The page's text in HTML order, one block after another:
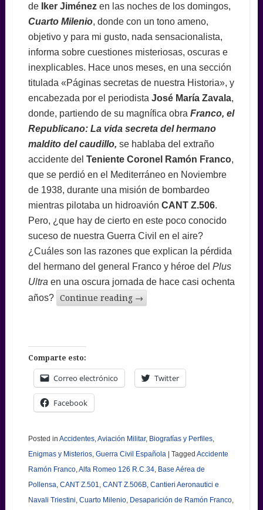
de
Iker Jiménezen las noches de los domingos,
Cuarto Milenio, donde con un tono ameno,
objetivo y para mi gusto, nada sensacionalista,
informa sobre cuestiones misteriosas, oscuras e
inexplicables. Hace unos meses, en una sección
titulada «Páginas secretas de nuestra Historia», y
encabezada por el periodista José María Zavala,
donde, partiendo de su magnífica obra Franco, el
Republicano: La vida secreta del hermano
maldito del caudillo, se hablaba del extraño
accidente del Teniente Coronel Ramón Franco,
que se perdió en el Mediterráneo en Noviembre
de 1938, durante una misión de bombardeo
mientras pilotaba un hidroavión CANT Z.506.
Pero, ¿que hay de cierto en este poco conocido
suceso de nuestra Guerra Civil en el aire?
¿Cuáles son las razones que explican la pérdida
del hermano del general Franco y héroe del Plus
Ultra en una oscura jornada de hace casi ochenta
años?
Continue reading →
Comparte esto:
Correo electrónico Twitter
Facebook
Posted in Accidentes, Aviación Militar, Biografías y Perfiles,
Enigmas y Misterios, Guerra Civil Española | Tagged Accidente
Ramón Franco, Alfa Romeo 126 R.C.34, Base Aérea de
Pollensa CANT Z.501 CANT Z.506B, Cantieri Aeronautici e
Navali Triestini Cuarto Milenio, Desaparición de Ramón Franco,